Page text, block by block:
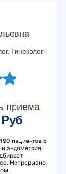
Гинеколог-
приема
пациентов с
эндометрия,
Непрерывно